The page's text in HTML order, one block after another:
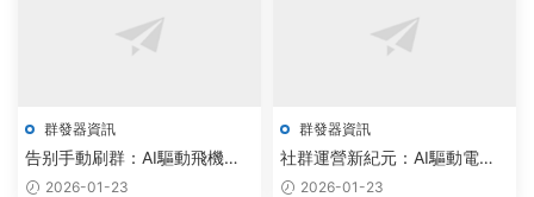
群發器資訊
告别手動刷群：AI驅動飛機群
發器與電報源碼重塑智能社群
2026-01-23
群發器資訊
社群運營新紀元：AI驅動電報
拉人軟件實現用戶精準增長
2026-01-23